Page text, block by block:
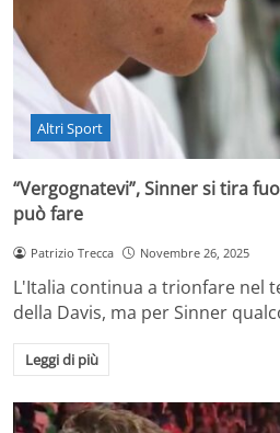
Altri Sport
“Vergognatevi”, Sinner si tira
può fare
Patrizio Trecca Novembre 26, 2025
L'Italia continua a trionfare nel
della Davis, ma per Sinner
Leggi di più